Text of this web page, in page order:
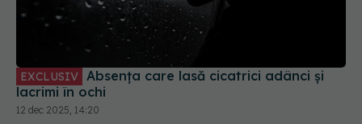
EXCLUSIV
lacrimi în ochi
12 dec 2025, 14:20